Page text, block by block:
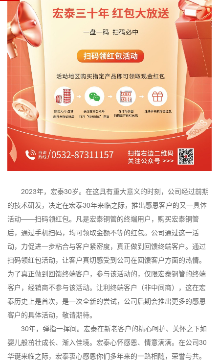
2023年，宏泰30岁。在这具有重大意义的时刻，公司经过前期
的技术研发，决定在宏泰30年来临之际，推出感恩客户的又一具体
活动——扫码领红包。凡是宏泰铜管的终端用户，购买宏泰铜管
后，通过手机扫码，均可领取金额不等的红包。公司通过这一活
动，力促进一步粘合与客户紧密度，真正做到回馈终端客户。通过
扫码领红包活动，让客户真切感受到公司在回馈客户方面的热情。
为了真正做到回馈终端客户，参与该活动的，仅限宏泰铜管的终端
客户，经销商不参与该活动。让利终端客户（非中间商），这在宏
泰历史上是首次，是一次全新的尝试，公司后期会推出更多的感恩
客户的具体活动，敬请期待。
30年，弹指一挥间。宏泰在新老客户的精心呵护、关怀之下如
婴儿般茁壮成长、渐入佳境。宏泰心怀感恩、情意满满。在公司30
华诞来临之际，宏泰衷心感恩你们多年来的一路相随，荣誉与共。